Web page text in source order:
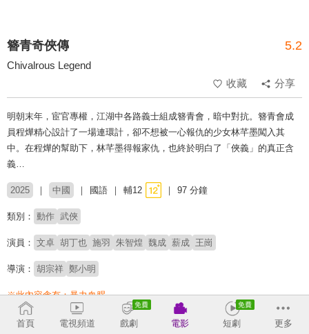
簪青奇俠傳 5.2
Chivalrous Legend
收藏
分享
明朝末年，宦官專權，江湖中各路義士組成簪青會，暗中對抗。簪青會成
員程燁精心設計了一場連環計，卻不想被一心報仇的少女林芊墨闖入其
中。在程燁的幫助下，林芊墨得報家仇，也終於明白了「俠義」的真正含
義…
2025 中國 國語 輔12 97 分鐘
類別： 動作 武俠
演員： 文卓 胡丁也 施羽 朱智煌 魏成 薪成 王崗
導演： 胡宗祥 鄭小明
※此內容含有：暴力血腥
首頁 電視頻道 戲劇 電影 短劇 更多